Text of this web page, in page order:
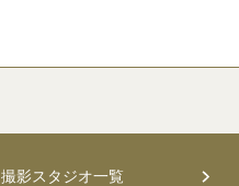
撮影スタジオ一覧